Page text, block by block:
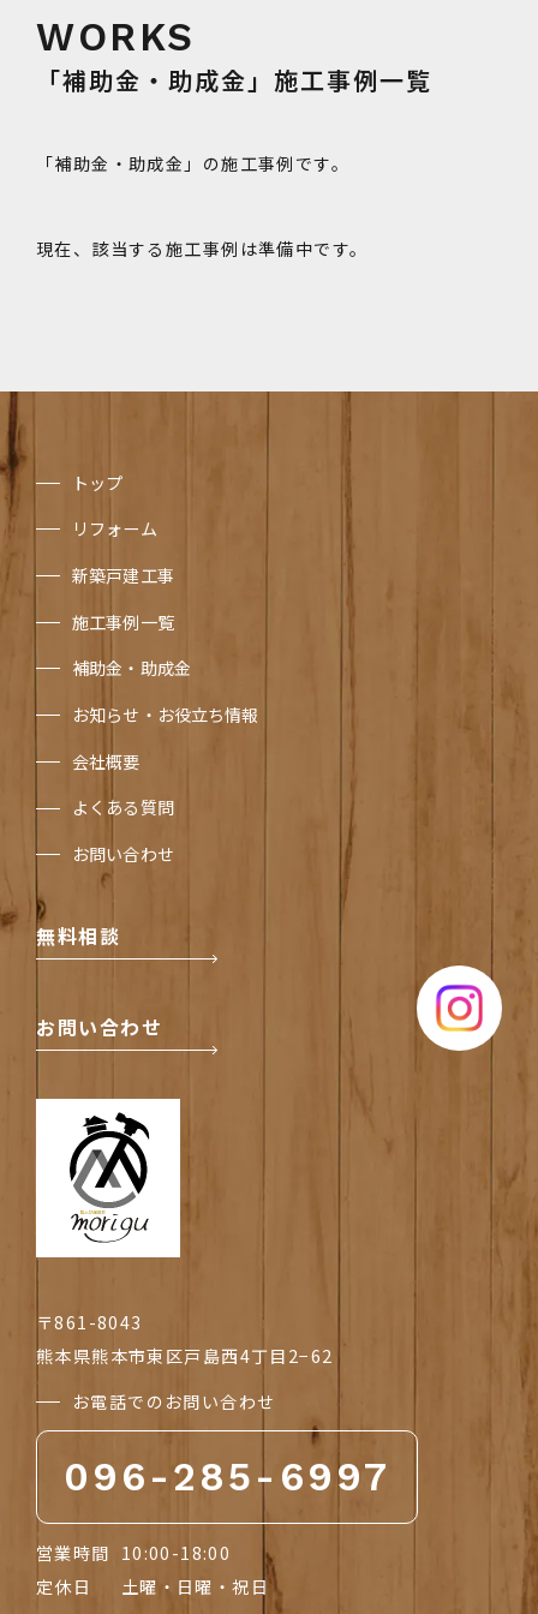
「補助金・助成金」施工事例一覧
「補助金・助成金」の施工事例です。
現在、該当する施工事例は準備中です。
トップ
リフォーム
新築戸建工事
施工事例一覧
補助金・助成金
お知らせ・お役立ち情報
会社概要
よくある質問
お問い合わせ
無料相談
お問い合わせ
Instagram
〒861-8043
熊本県熊本市東区戸島西4丁目2−62
お電話でのお問い合わせ
096-285-6997
営業時間 10:00-18:00
定休日
土曜・日曜・祝日